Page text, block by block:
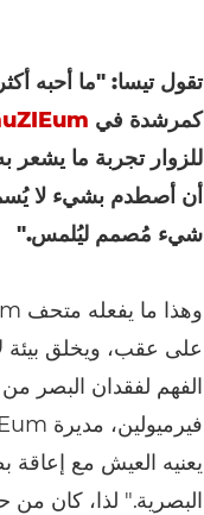
تقول تيسا: "ما أحبه
كمرشدة في
للزوار تجربة ما
أن أصطدم بشيء لا
شيء مُصمم ليُلمس."
على عقب، ويخلق
الفهم لفقدان البصر
يعنيه العيش مع
البصرية." لذا، كان